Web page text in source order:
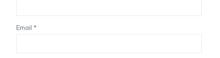
Email *